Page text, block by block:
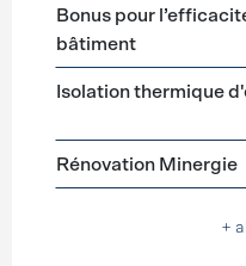
Bonus pour
bâtiment
Isolation thermique
Rénovation Minergie
+